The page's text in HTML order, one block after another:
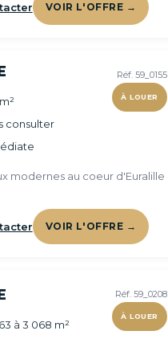
VOIR L'OFFRE →
Réf. 59_0155
À LOUER
consulter
modernes au coeur d'Euralille
VOIR L'OFFRE →
Réf. 59_0208
À LOUER
à 3 068 m²